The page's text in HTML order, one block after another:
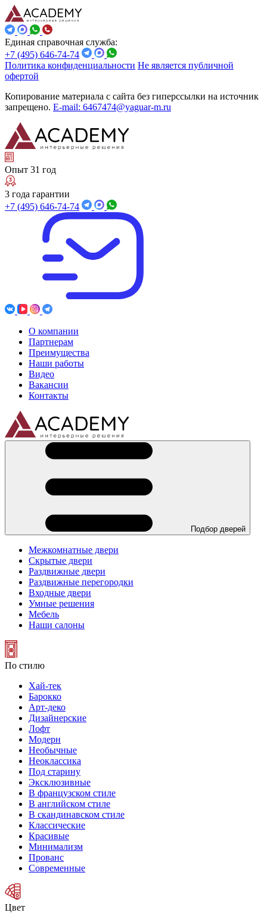
Единая справочная служба:
+7 (495) 646-74-74
Политика конфиденциальности Не является публичной
офертой
Копирование материала с сайта без гиперссылки на источник
запрещено. E-mail: 6467474@yaguar-m.ru
Опыт 31 год
3 года гарантии
+7 (495) 646-74-74
О компании
Партнерам
Преимущества
Наши работы
Видео
Вакансии
Контакты
Подбор дверей
Межкомнатные двери
Скрытые двери
Раздвижные двери
Раздвижные перегородки
Входные двери
Умные решения
Мебель
Наши салоны
По стилю
Хай-тек
Барокко
Арт-деко
Дизайнерские
Лофт
Модерн
Необычные
Неоклассика
Под старину
Эксклюзивные
В французском стиле
В английском стиле
В скандинавском стиле
Классические
Красивые
Минимализм
Прованс
Современные
Цвет